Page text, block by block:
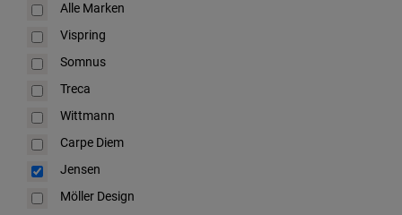
Alle Marken
Vispring
Somnus
Treca
Wittmann
Carpe Diem
Jensen
Möller Design